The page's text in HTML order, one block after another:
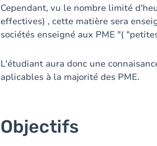
Cependant, vu le nombre limité
effectives) , cette matière sera
sociétés enseigné aux PME "(
L'étudiant aura donc une
aplicables à la majorité des PME.
Objectifs